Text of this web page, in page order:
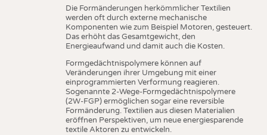
Die Formänderungen herkömmlicher Textilien
werden oft durch externe mechanische
Komponenten wie zum Beispiel Motoren, gesteuert.
Das erhöht das Gesamtgewicht, den
Energieaufwand und damit auch die Kosten.
Formgedächtnispolymere können auf
Veränderungen ihrer Umgebung mit einer
einprogrammierten Verformung reagieren.
Sogenannte 2-Wege-Formgedächtnispolymere
(2W-FGP) ermöglichen sogar eine reversible
Formänderung. Textilien aus diesen Materialien
eröffnen Perspektiven, um neue energiesparende
textile Aktoren zu entwickeln.